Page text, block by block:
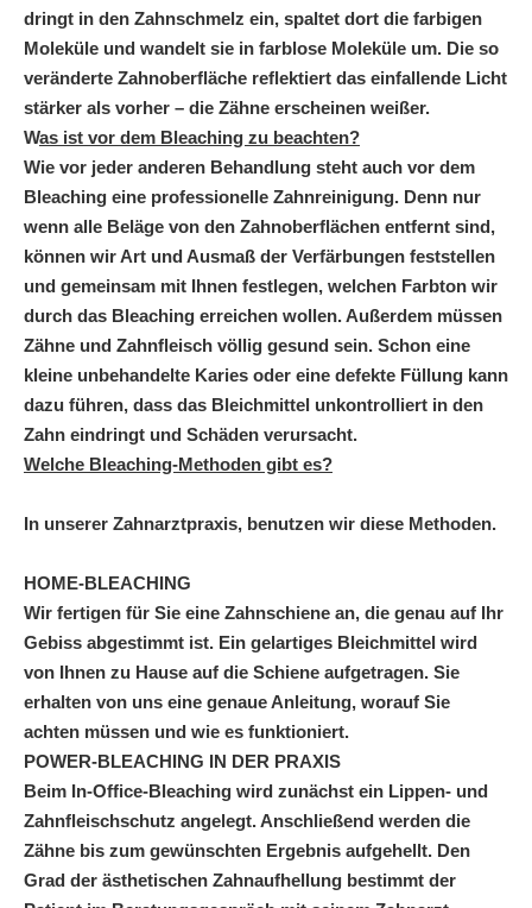
dringt in den Zahnschmelz ein, spaltet dort die farbigen
Moleküle und wandelt sie in farblose Moleküle um. Die so
veränderte Zahnoberfläche reflektiert das einfallende Licht
stärker als vorher – die Zähne erscheinen weißer.
Was ist vor dem Bleaching zu beachten?
Wie vor jeder anderen Behandlung steht auch vor dem
Bleaching eine professionelle Zahnreinigung. Denn nur
wenn alle Beläge von den Zahnoberflächen entfernt sind,
können wir Art und Ausmaß der Verfärbungen feststellen
und gemeinsam mit Ihnen festlegen, welchen Farbton wir
durch das Bleaching erreichen wollen. Außerdem müssen
Zähne und Zahnfleisch völlig gesund sein. Schon eine
kleine unbehandelte Karies oder eine defekte Füllung kann
dazu führen, dass das Bleichmittel unkontrolliert in den
Zahn eindringt und Schäden verursacht.
Welche Bleaching-Methoden gibt es?
In unserer Zahnarztpraxis, benutzen wir diese Methoden.
HOME-BLEACHING
Wir fertigen für Sie eine Zahnschiene an, die genau auf Ihr
Gebiss abgestimmt ist. Ein gelartiges Bleichmittel wird
von Ihnen zu Hause auf die Schiene aufgetragen. Sie
erhalten von uns eine genaue Anleitung, worauf Sie
achten müssen und wie es funktioniert.
POWER-BLEACHING IN DER PRAXIS
Beim In-Office-Bleaching wird zunächst ein Lippen- und
Zahnfleischschutz angelegt. Anschließend werden die
Zähne bis zum gewünschten Ergebnis aufgehellt. Den
Grad der ästhetischen Zahnaufhellung bestimmt der